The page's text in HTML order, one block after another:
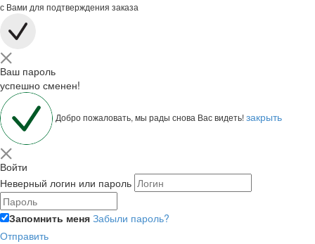
с Вами для подтверждения заказа
Ваш пароль
успешно сменен!
Добро пожаловать, мы рады снова Вас видеть!закрыть
Войти
Неверный логин или пароль
Запомнить меня Забыли пароль?
Отправить